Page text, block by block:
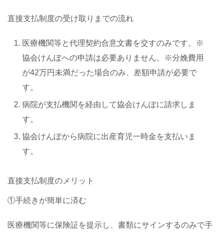
直接支払制度の受け取りまでの流れ
医療機関等と代理契約合意文書を交すのみです。※
協会けんぽへの申請は必要ありません。※分娩費用
が42万円未満だった場合のみ、差額申請が必要で
す。
病院が支払機関を経由して協会けんぽに請求しま
す。
協会けんぽから病院に出産育児一時金を支払いま
す。
直接支払制度のメリット
①手続きが簡単に済む
医療機関等に保険証を提示し、書類にサインするのみで手